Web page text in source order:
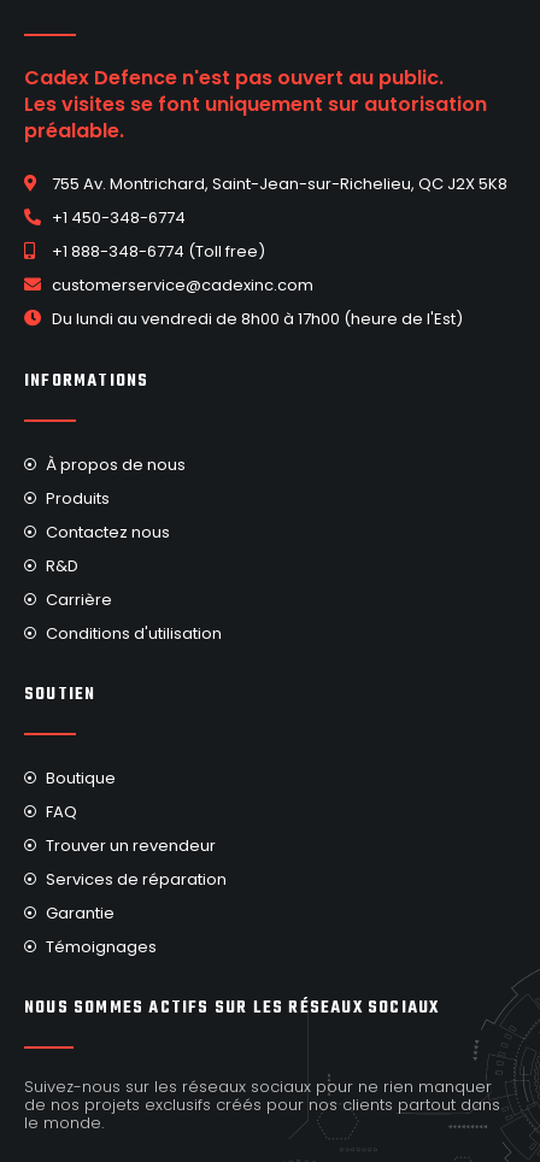
Cadex Defence n'est pas ouvert au public.
Les visites se font uniquement sur autorisation
préalable.
755 Av. Montrichard, Saint-Jean-sur-Richelieu, QC J2X 5K8
+1 450-348-6774
+1 888-348-6774 (Toll free)
customerservice@cadexinc.com
Du lundi au vendredi de 8h00 à 17h00 (heure de l'Est)
INFORMATIONS
À propos de nous
Produits
Contactez nous
R&D
Carrière
Conditions d'utilisation
SOUTIEN
Boutique
FAQ
Trouver un revendeur
Services de réparation
Garantie
Témoignages
NOUS SOMMES ACTIFS SUR LES RÉSEAUX SOCIAUX
Suivez-nous sur les réseaux sociaux pour ne rien manquer
de nos projets exclusifs créés pour nos clients partout dans
le monde.